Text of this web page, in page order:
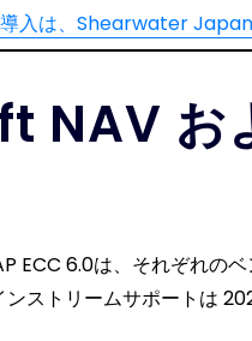
入は、Shearwater Japan
NAV お
ECC 6.0は、それぞれの
ストリームサポートは